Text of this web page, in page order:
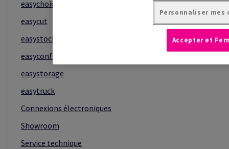
easychoice
easycut
easystock
easyconfig - ICC Profil
easystorage
easytruck
Connexions électroniques
Showroom
Service technique
Personnaliser mes
Accepter et